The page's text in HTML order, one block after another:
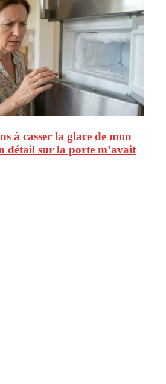
à casser la glace de mon
détail sur la porte m’avait